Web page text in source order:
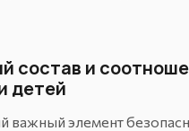
состав и
детей
элемент